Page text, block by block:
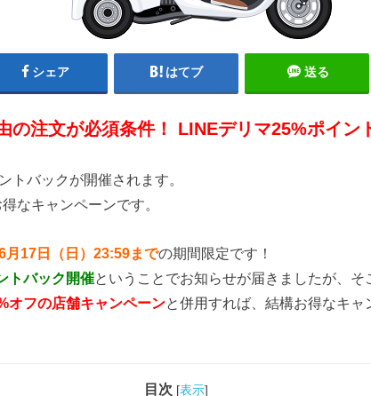
シェア はてブ 送る
の注文が必須条件！ LINEデリマ25%ポイン
トバックが開催されます。
なキャンペーンです。
月17日（日）23:59までの期間限定です！
トバック開催ということでお知らせが届きましたが、
オフの店舗キャンペーンと併用すれば、結構お得なキャ
目次 [表示]